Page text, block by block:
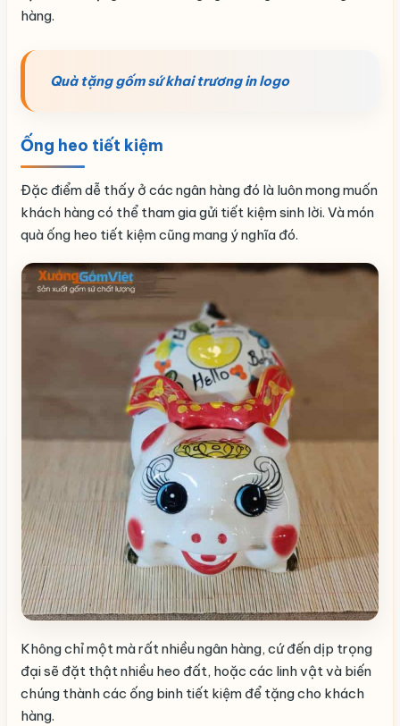
hàng.
Quà tặng gốm sứ khai trương in logo
Ống heo tiết kiệm
Đặc điểm dễ thấy ở các ngân hàng đó là luôn mong muốn
khách hàng có thể tham gia gửi tiết kiệm sinh lời. Và món
quà ống heo tiết kiệm cũng mang ý nghĩa đó.
Không chỉ một mà rất nhiều ngân hàng, cứ đến dịp trọng
đại sẽ đặt thật nhiều heo đất, hoặc các linh vật và biến
chúng thành các ống binh tiết kiệm để tặng cho khách
hàng.